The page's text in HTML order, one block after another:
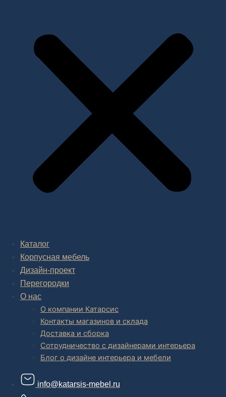
Каталог
Корпусная мебель
Дизайн-проект
Перегородки
О нас
О компании Катарсис
Контакты магазинов и склада
Доставка и сборка
Сотрудничество с дизайнерами интерьера
Блог о дизайне интерьера и мебели
info@katarsis-mebel.ru
дизайн проекта интерьера,
В салоне мебелииинтернет магазине дизайнерской мебели
есть и готовые товары, которые можем доставить уже сегодня, и
корпусная мебель на заказ, включая кухни.